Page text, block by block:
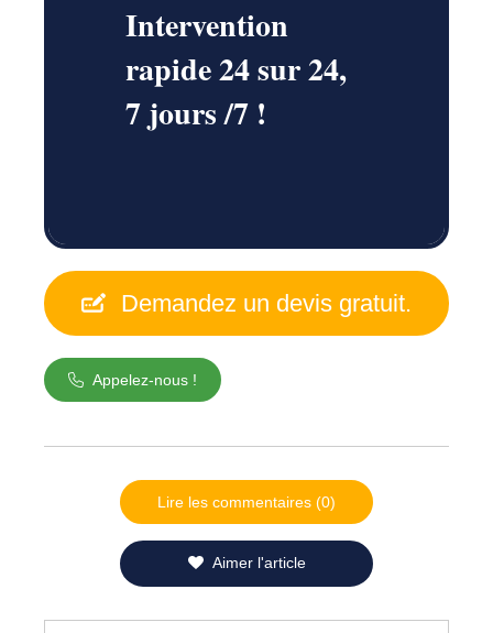
Intervention
rapide 24 sur 24,
7 jours /7 !
Demandez un devis gratuit.
Appelez-nous !
Lire les commentaires (0)
Aimer l'article